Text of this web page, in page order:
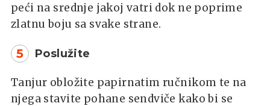
peći na srednje jakoj vatri dok ne poprime
zlatnu boju sa svake strane.
5 Poslužite
Tanjur obložite papirnatim ručnikom te na
njega stavite pohane sendviče kako bi se